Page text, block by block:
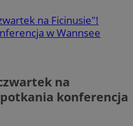
na Ficinusie"!
w Wannsee
na
konferencja